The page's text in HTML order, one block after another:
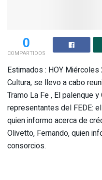
0
COMPARTIDOS
Estimados : HOY
Cultura, se llevo a cabo
Tramo La Fe , El palenque
representantes del FEDE:
quien informo acerca de
Olivetto, Fernando, quien
consorcios.